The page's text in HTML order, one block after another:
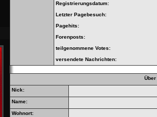
Registrierungsdatum:
Letzter Pagebesuch:
Pagehits:
Forenposts:
teilgenommene Votes:
versendete Nachrichten:
Nick:
Name:
Wohnort: